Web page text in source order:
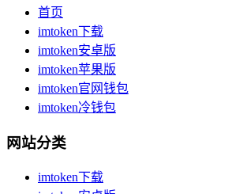
首页
imtoken下载
imtoken安卓版
imtoken苹果版
imtoken官网钱包
imtoken冷钱包
网站分类
imtoken下载